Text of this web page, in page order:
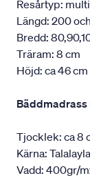
Resårtyp:
Längd: 200
Bredd:
Träram: 8 cm
Höjd: ca 46
Bäddmadrass
Tjocklek: ca 8
Kärna:
Vadd: 400gr/